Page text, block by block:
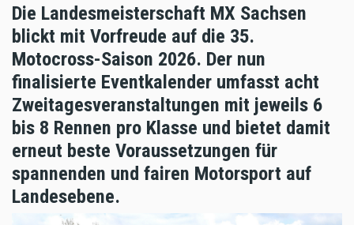
Die Landesmeisterschaft MX Sachsen
blickt mit Vorfreude auf die 35.
Motocross-Saison 2026. Der nun
finalisierte Eventkalender umfasst acht
Zweitagesveranstaltungen mit jeweils 6
bis 8 Rennen pro Klasse und bietet damit
erneut beste Voraussetzungen für
spannenden und fairen Motorsport auf
Landesebene.